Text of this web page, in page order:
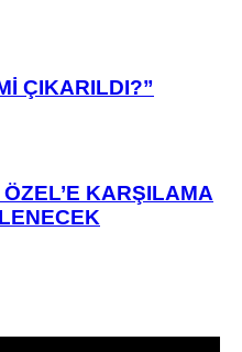
ÇIKARILDI?”
KARŞILAMA